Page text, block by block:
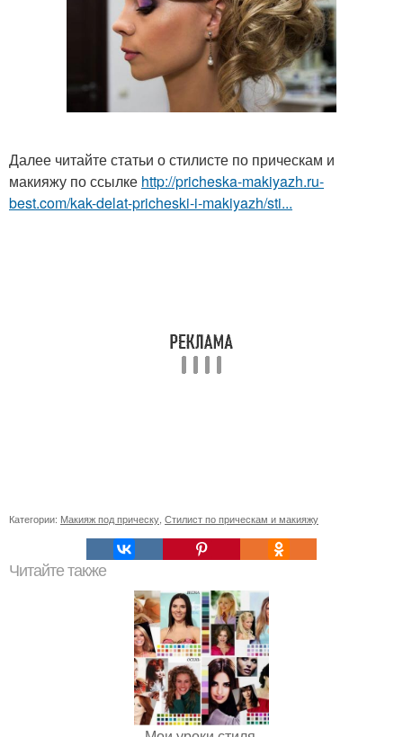
Далее читайте статьи о стилисте по прическам и
макияжу по ссылке http://pricheska-makiyazh.ru-
best.com/kak-delat-pricheski-i-makiyazh/sti...
Категории: Макияж под прическу Стилист по прическам и макияжу
Читайте также